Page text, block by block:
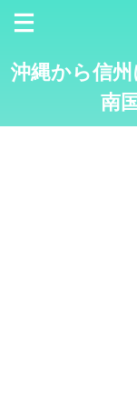
沖縄から信
南